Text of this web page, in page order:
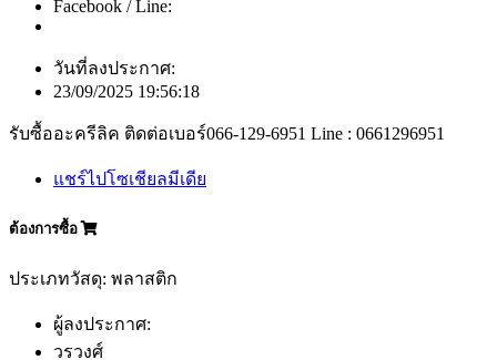
Facebook / Line:
วันที่ลงประกาศ:
23/09/2025 19:56:18
รับซื้ออะครีลิค ติดต่อเบอร์066-129-6951 Line : 0661296951
แชร์ไปโซเชียลมีเดีย
ต้องการซื้อ
ประเภทวัสดุ: พลาสติก
ผู้ลงประกาศ:
วรวงศ์